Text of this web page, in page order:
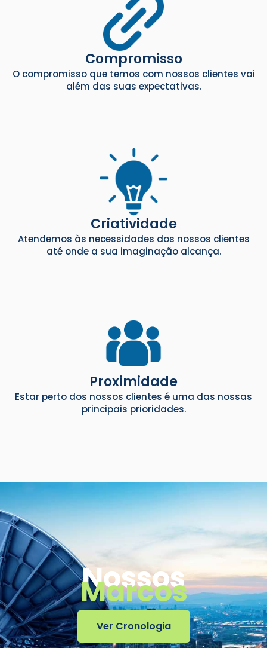
Compromisso
O compromisso que temos com nossos clientes vai
além das suas expectativas.
Criatividade
Atendemos às necessidades dos nossos clientes
até onde a sua imaginação alcança.
Proximidade
Estar perto dos nossos clientes é uma das nossas
principais prioridades.
Nossos
Marcos
Ver Cronologia